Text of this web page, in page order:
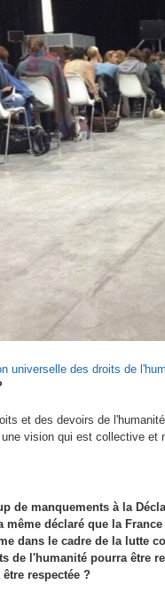
universelle des droits de
et des devoirs de
vision qui est collective et
de manquements à la
même déclaré que la
dans le cadre de la lutte
de l'humanité pourra être
respectée ?